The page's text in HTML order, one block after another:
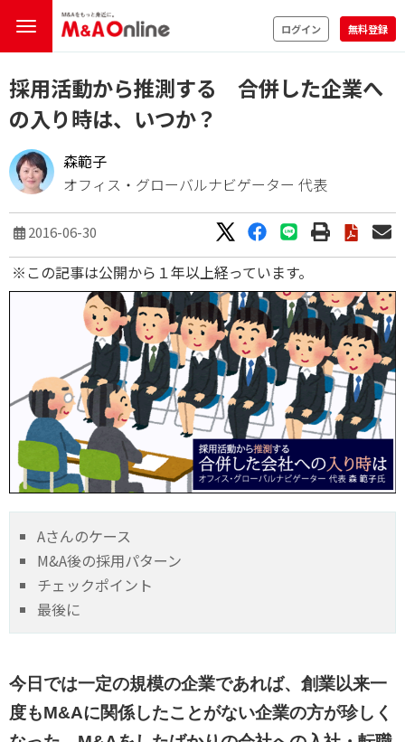
ログイン 無料登録
採用活動から推測する 合併した企業へ
の入り時は、いつか？
森範子
オフィス・グローバルナビゲーター 代表
2016-06-30
※この記事は公開から１年以上経っています。
Aさんのケース
M&A後の採用パターン
チェックポイント
最後に
今日では一定の規模の企業であれば、創業以来一
度もM&Aに関係したことがない企業の方が珍しく